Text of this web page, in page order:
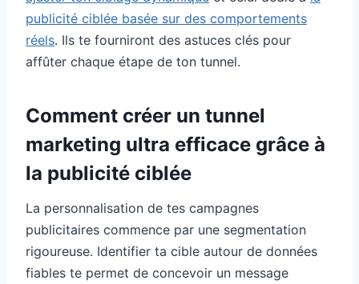
publicité ciblée basée sur des comportements
réels. Ils te fourniront des astuces clés pour
affûter chaque étape de ton tunnel.
Comment créer un tunnel
marketing ultra efficace grâce à
la publicité ciblée
La personnalisation de tes campagnes
publicitaires commence par une segmentation
rigoureuse. Identifier ta cible autour de données
fiables te permet de concevoir un message